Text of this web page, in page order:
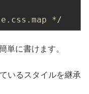
*/
単に書けます。
いるスタイルを継承